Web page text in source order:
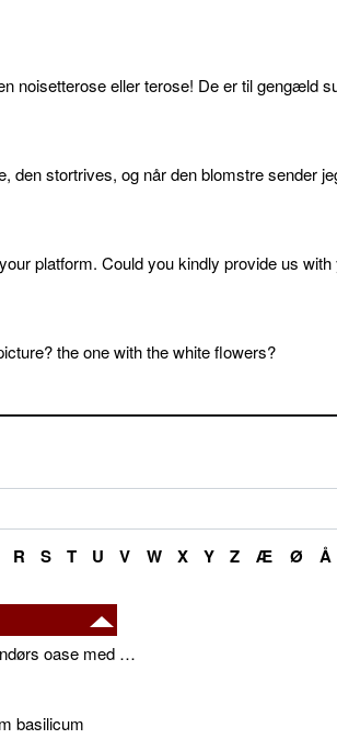
noisetterose eller terose! De er til gengæld
den stortrives, og når den blomstre sender
platform. Could you kindly provide us with
the one with the white flowers?
R S T U V W X Y Z Æ Ø Å
Skab en frodig udendørs oase med smukke plantekrukker og elegante espalier
basilicum